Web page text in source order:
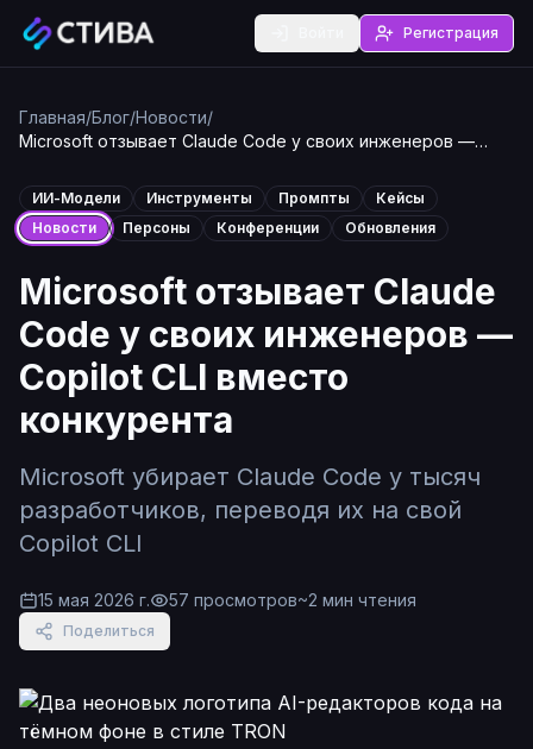
Регистрация
Главная/Блог/Новости/
Microsoft отзывает Claude Code у своих инженеров —
ИИ-Модели Инструменты Промпты
Кейсы
Новости
Персоны Конференции Обновления
Microsoft отзывает Claude
Code у своих инженеров —
Copilot CLI вместо
конкурента
Microsoft убирает Claude Code у тысяч
разработчиков, переводя их на свой
Copilot CLI
15 мая 2026 г. 57 просмотров~2 мин чтения
Поделиться